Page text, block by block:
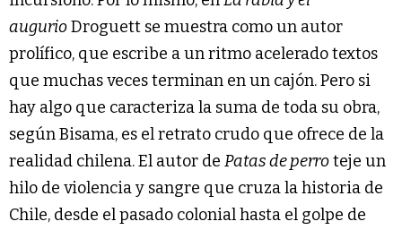
augurioDroguett se muestra como un autor
prolífico, que escribe a un ritmo acelerado textos
que muchas veces terminan en un cajón. Pero si
hay algo que caracteriza la suma de toda su obra,
según Bisama, es el retrato crudo que ofrece de la
realidad chilena. El autor de Patas de perroteje un
hilo de violencia y sangre que cruza la historia de
Chile, desde el pasado colonial hasta el golpe de